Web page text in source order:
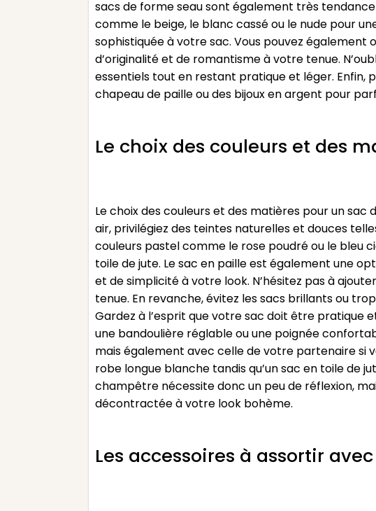
sacs de forme seau sont également très
comme le beige, le blanc cassé ou le nude pour
sophistiquée à votre sac. Vous pouvez
d’originalité et de romantisme à votre tenue.
essentiels tout en restant pratique et léger. Enfin,
chapeau de paille ou des bijoux en argent pour
Le choix des couleurs et des
Le choix des couleurs et des matières pour un
air, privilégiez des teintes naturelles et douces
couleurs pastel comme le rose poudré ou le bleu
toile de jute. Le sac en paille est également une
et de simplicité à votre look. N’hésitez pas à
tenue. En revanche, évitez les sacs brillants ou
Gardez à l’esprit que votre sac doit être pratique
une bandoulière réglable ou une poignée
mais également avec celle de votre partenaire si
robe longue blanche tandis qu’un sac en toile de
champêtre nécessite donc un peu de réflexion,
décontractée à votre look bohème.
Les accessoires à assortir